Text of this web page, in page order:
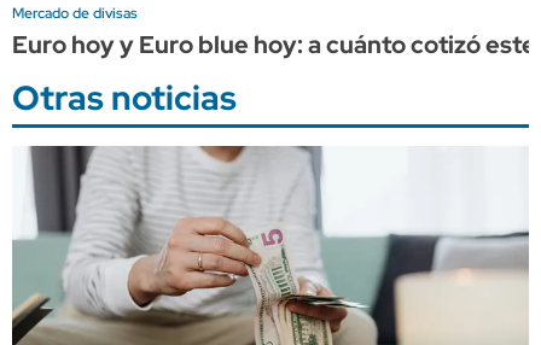
Mercado de divisas
Euro hoy y Euro blue hoy: a cuánto cotizó
Otras noticias